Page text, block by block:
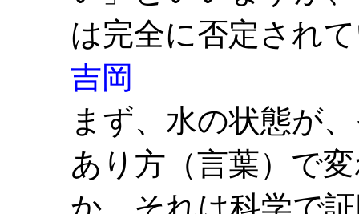
は完全に否定され
吉岡
まず、水の状態が
あり方（言葉）で